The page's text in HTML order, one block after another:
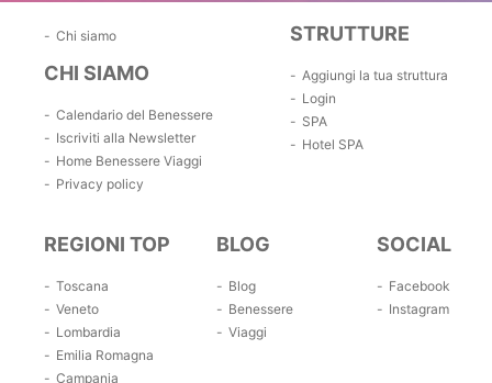
Chi siamo
CHI SIAMO
Calendario del Benessere
Iscriviti alla Newsletter
Home Benessere Viaggi
Privacy policy
STRUTTURE
Aggiungi la tua struttura
Login
SPA
Hotel SPA
REGIONI TOP
Toscana
Veneto
Lombardia
Emilia Romagna
Campania
BLOG
Blog
Benessere
Viaggi
SOCIAL
Facebook
Instagram